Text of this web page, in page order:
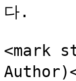
다.
<mark